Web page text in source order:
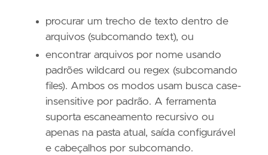
procurar um trecho de texto dentro de
arquivos (subcomando text), ou
encontrar arquivos por nome usando
padrões wildcard ou regex (subcomando
files). Ambos os modos usam busca case-
insensitive por padrão. A ferramenta
suporta escaneamento recursivo ou
apenas na pasta atual, saída configurável
e cabeçalhos por subcomando.